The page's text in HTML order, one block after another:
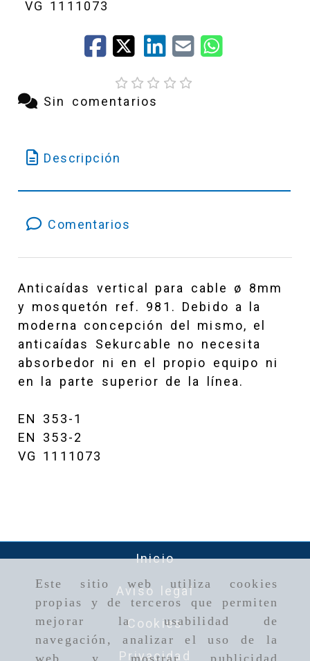
Este sitio web utiliza cookies
propias y de terceros que permiten
mejorar la usabilidad de
navegación, analizar el uso de la
VG 1111073
Sin comentarios
Descripción
Comentarios
Anticaídas vertical para cable ø 8mm
y mosquetón ref. 981. Debido a la
moderna concepción del mismo, el
anticaídas Sekurcable no necesita
absorbedor ni en el propio equipo ni
en la parte superior de la línea.
EN 353-1
EN 353-2
VG 1111073
Inicio
Aviso legal
Cookies
Privacidad